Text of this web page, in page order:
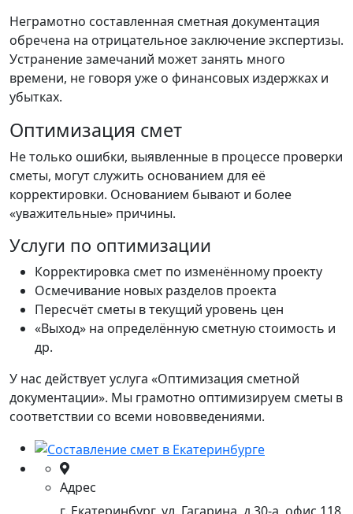
Неграмотно составленная сметная документация
обречена на отрицательное заключение экспертизы.
Устранение замечаний может занять много
времени, не говоря уже о финансовых издержках и
убытках.
Оптимизация смет
Не только ошибки, выявленные в процессе проверки
сметы, могут служить основанием для её
корректировки. Основанием бывают и более
«уважительные» причины.
Услуги по оптимизации
Корректировка смет по изменённому проекту
Осмечивание новых разделов проекта
Пересчёт сметы в текущий уровень цен
«Выход» на определённую сметную стоимость и
др.
У нас действует услуга «Оптимизация сметной
документации». Мы грамотно оптимизируем сметы в
соответствии со всеми нововведениями.
Адрес